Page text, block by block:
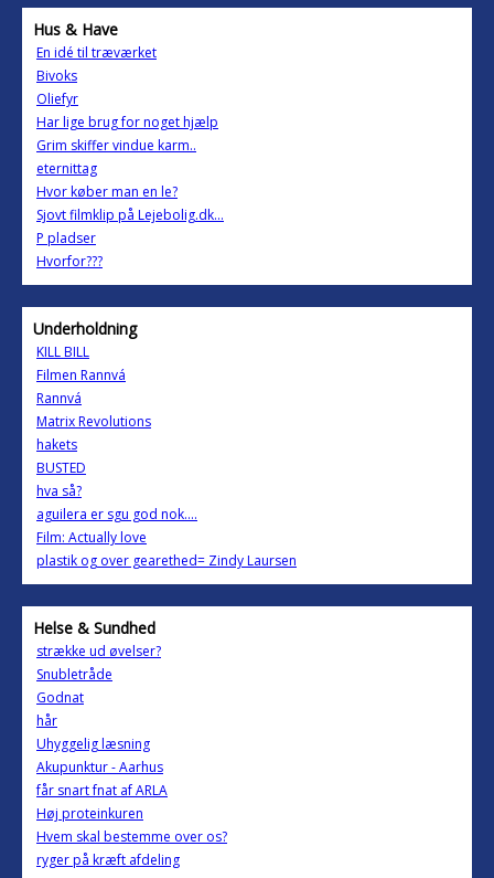
Hus & Have
En idé til træværket
Bivoks
Oliefyr
Har lige brug for noget hjælp
Grim skiffer vindue karm..
eternittag
Hvor køber man en le?
Sjovt filmklip på Lejebolig.dk...
P pladser
Hvorfor???
Underholdning
KILL BILL
Filmen Rannvá
Rannvá
Matrix Revolutions
hakets
BUSTED
hva så?
aguilera er sgu god nok....
Film: Actually love
plastik og over gearethed= Zindy Laursen
Helse & Sundhed
strække ud øvelser?
Snubletråde
Godnat
hår
Uhyggelig læsning
Akupunktur - Aarhus
får snart fnat af ARLA
Høj proteinkuren
Hvem skal bestemme over os?
ryger på kræft afdeling